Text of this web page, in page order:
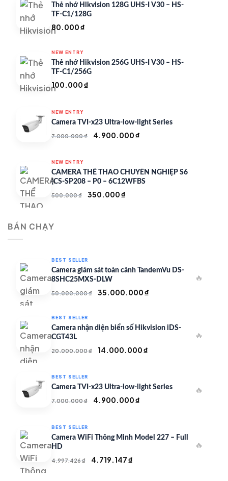
Thẻ nhớ Hikvision 128G UHS-I V30 – HS-
TF-C1/128G
80.000₫
NEW ENTRY
Thẻ nhớ Hikvision 256G UHS-I V30 – HS-
TF-C1/256G
100.000₫
NEW ENTRY
Camera TVI-x23 Ultra-low-light Series
7.000.000₫
Giá
7.000.000 ₫.
4.900.000₫
là:
4.900.000 ₫.
NEW ENTRY
CAMERA THỂ THAO CHUYÊN NGHIỆP S6
(CS-SP208 – P0 – 6C12WFBS
500.000₫
Giá
350.000₫
BÁN CHẠY
BEST SELLER
Camera giám sát toàn cảnh TandemVu DS-
8SHC25MXS-DLW
50.000.000₫
Giá
50.000.000 ₫.
35.000.000₫
là:
35.000.000 ₫.
🔥
BEST SELLER
Camera nhận diện biển số Hikvision iDS-
CGT43L
20.000.000₫
Giá
20.000.000 ₫.
14.000.000₫
là:
14.000.000 ₫.
🔥
BEST SELLER
Camera TVI-x23 Ultra-low-light Series
7.000.000₫
Giá
7.000.000 ₫.
4.900.000₫
là:
🔥
BEST SELLER
Camera WiFi Thông Minh Model 227 – Full
HD
4.997.426₫
Giá
4.719.147₫
🔥